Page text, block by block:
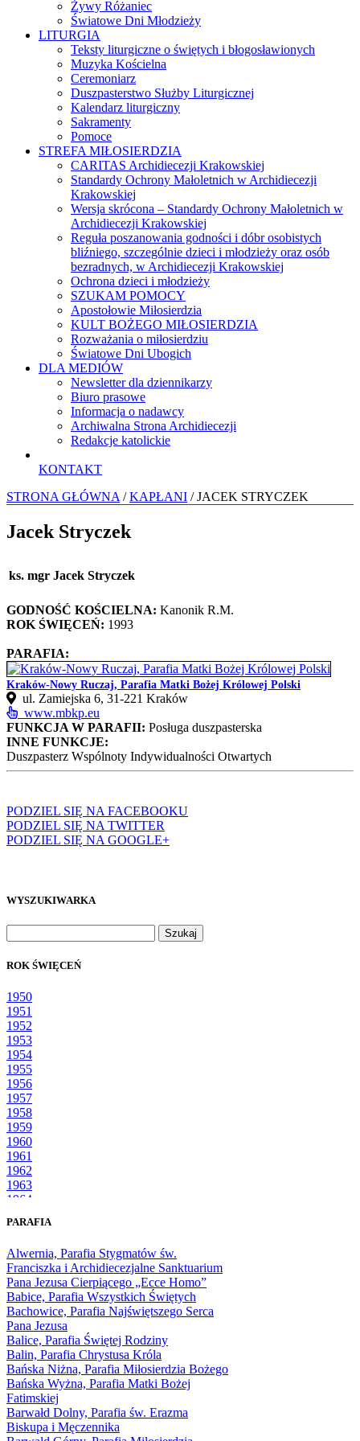
Żywy Różaniec
Światowe Dni Młodzieży
LITURGIA
Teksty liturgiczne o świętych i błogosławionych
Muzyka Kościelna
Ceremoniarz
Duszpasterstwo Służby Liturgicznej
Kalendarz liturgiczny
Sakramenty
Pomoce
STREFA MIŁOSIERDZIA
CARITAS Archidiecezji Krakowskiej
Standardy Ochrony Małoletnich w Archidiecezji
Krakowskiej
Wersja skrócona – Standardy Ochrony Małoletnich w
Archidiecezji Krakowskiej
Reguła poszanowania godności i dóbr osobistych
bliźniego, szczególnie dzieci i młodzieży oraz osób
bezradnych, w Archidiecezji Krakowskiej
Ochrona dzieci i młodzieży
SZUKAM POMOCY
Apostołowie Miłosierdzia
KULT BOŻEGO MIŁOSIERDZIA
Rozważania o miłosierdziu
Światowe Dni Ubogich
DLA MEDIÓW
Newsletter dla dziennikarzy
Biuro prasowe
Informacja o nadawcy
Archiwalna Strona Archidiecezji
Redakcje katolickie
KONTAKT
STRONA GŁÓWNA /KAPŁANI / JACEK STRYCZEK
Jacek Stryczek
ks. mgr Jacek Stryczek
GODNOŚĆ KOŚCIELNA: Kanonik R.M.
ROK ŚWIĘCEŃ: 1993
PARAFIA:
Kraków-Nowy Ruczaj, Parafia Matki Bożej Królowej Polski
ul. Zamiejska 6, 31-221 Kraków
www.mbkp.eu
FUNKCJA W PARAFII: Posługa duszpasterska
INNE FUNKCJE:
Duszpasterz Wspólnoty Indywidualności Otwartych
PODZIEL SIĘ NA FACEBOOKU
PODZIEL SIĘ NA TWITTER
PODZIEL SIĘ NA GOOGLE+
WYSZUKIWARKA
ROK ŚWIĘCEŃ
1950
1951
1952
1953
1954
1955
1956
1957
1958
1959
1960
1961
1962
1963
1964
1966
1968
1969
1970
1971
1972
1973
1974
1975
1976
1977
1978
1979
1980
PARAFIA
Alwernia, Parafia Stygmatów św.
Franciszka i Archidiecezjalne Sanktuarium
Pana Jezusa Cierpiącego „Ecce Homo”
Babice, Parafia Wszystkich Świętych
Bachowice, Parafia Najświętszego Serca
Pana Jezusa
Balice, Parafia Świętej Rodziny
Balin, Parafia Chrystusa Króla
Bańska Niżna, Parafia Miłosierdzia Bożego
Bańska Wyżna, Parafia Matki Bożej
Fatimskiej
Barwałd Dolny, Parafia św. Erazma
Biskupa i Męczennika